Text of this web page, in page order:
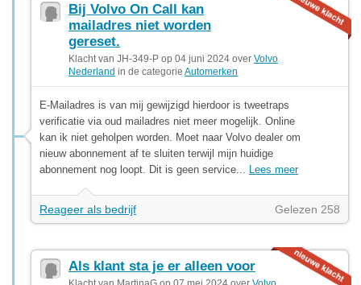
Bij Volvo On Call kan
mailadres niet worden
gereset.
Klacht van JH-349-P op 04 juni 2024 over Volvo
Nederland in de categorie Automerken
E-Mailadres is van mij gewijzigd hierdoor is tweetraps
verificatie via oud mailadres niet meer mogelijk. Online
kan ik niet geholpen worden. Moet naar Volvo dealer om
nieuw abonnement af te sluiten terwijl mijn huidige
abonnement nog loopt. Dit is geen service... Lees meer
Reageer als bedrijf Gelezen 258
Als klant sta je er alleen voor